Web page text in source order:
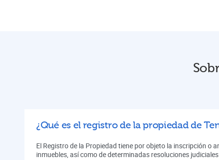
¿Qué es el registro de la propiedad de
El Registro de la Propiedad tiene por objeto la inscripción
inmuebles, así como de determinadas resoluciones